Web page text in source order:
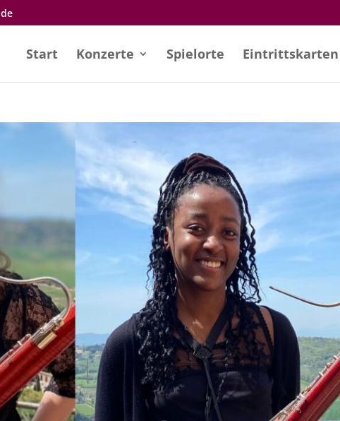
Start Konzerte Spielorte Eintritts­karten